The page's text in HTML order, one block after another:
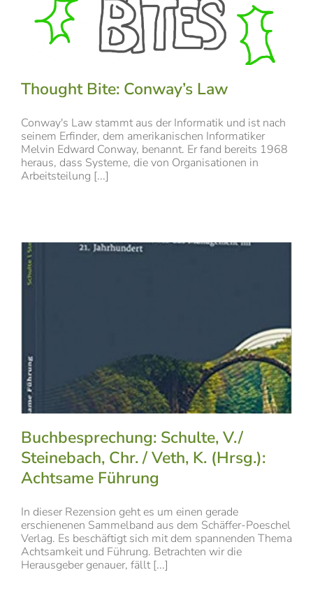
Thought Bite: Conway’s Law
Conway's Law stammt aus der Informatik und ist nach
seinem Erfinder, dem amerikanischen Informatiker
Melvin Edward Conway, benannt. Er fand bereits 1968
heraus, dass Systeme, die von Organisationen in
Arbeitsteilung [...]
Buchbesprechung: Schulte, V./
Steinebach, Chr. / Veth, K. (Hrsg.):
Achtsame Führung
In dieser Rezension geht es um einen gerade
erschienenen Sammelband aus dem Schäffer-Poeschel
Verlag. Es beschäftigt sich mit dem spannenden Thema
Achtsamkeit und Führung. Betrachten wir die
Herausgeber genauer, fällt [...]